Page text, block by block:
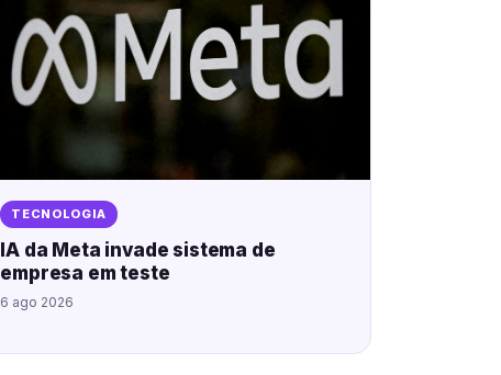
TECNOLOGIA
IA da Meta invade sistema de
empresa em teste
6 ago 2026